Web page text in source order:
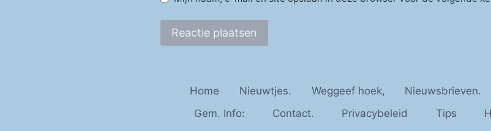
Home Nieuwtjes. Weggeef hoek, Nieuwsbrieven.
Gem. Info:
Contact. Privacybeleid Tips